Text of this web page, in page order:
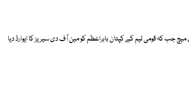
جب کہ قومی ٹیم کے کپتان بابراعظم کو مین آف دی سیریز کا ایوارڈ دیا